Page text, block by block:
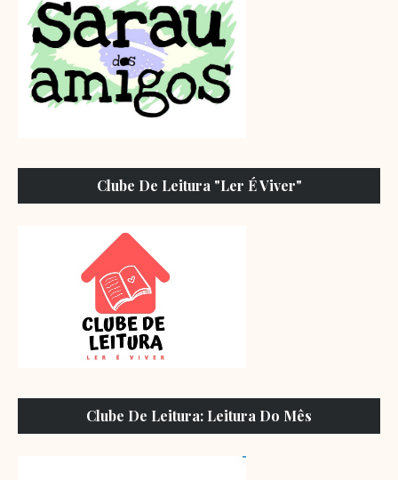
Clube De Leitura "Ler É Viver"
Clube De Leitura: Leitura Do Mês